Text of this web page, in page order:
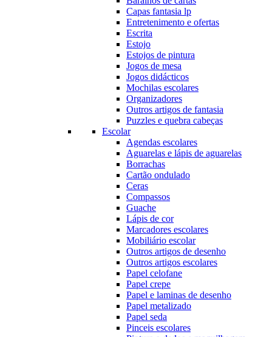
Capas fantasia lp
Entretenimento e ofertas
Escrita
Estojo
Estojos de pintura
Jogos de mesa
Jogos didácticos
Mochilas escolares
Organizadores
Outros artigos de fantasia
Puzzles e quebra cabeças
Escolar
Agendas escolares
Aguarelas e lápis de aguarelas
Borrachas
Cartão ondulado
Ceras
Compassos
Guache
Lápis de cor
Marcadores escolares
Mobiliário escolar
Outros artigos de desenho
Outros artigos escolares
Papel celofane
Papel crepe
Papel e laminas de desenho
Papel metalizado
Papel seda
Pinceis escolares